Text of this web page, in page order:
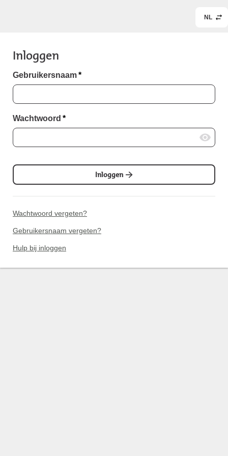
NL
Inloggen
Gebruikersnaam*
Wachtwoord *
Inloggen
Wachtwoord vergeten?
Gebruikersnaam vergeten?
Hulp bij inloggen